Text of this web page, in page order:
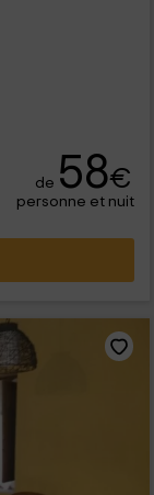
de 58€
personne et nuit